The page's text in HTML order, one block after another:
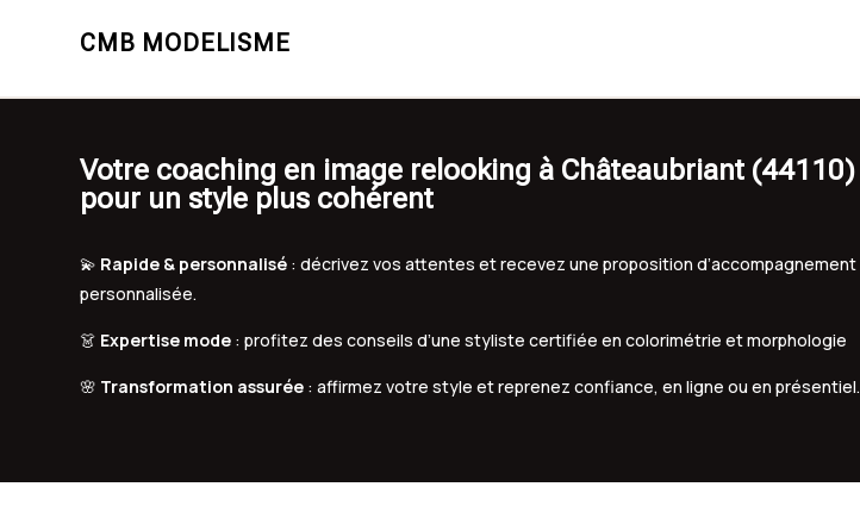
CMB MODELISME
Votre coaching en image relooking à Châteaubriant (44110)
pour un style plus cohérent
💫 Rapide & personnalisé : décrivez vos attentes et recevez une proposition d’accompagnement
personnalisée.
👗 Expertise mode : profitez des conseils d’une styliste certifiée en colorimétrie et morphologie
🌸 Transformation assurée : affirmez votre style et reprenez confiance, en ligne ou en présentiel.